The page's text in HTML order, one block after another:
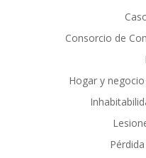
Consorcio de
Hogar y